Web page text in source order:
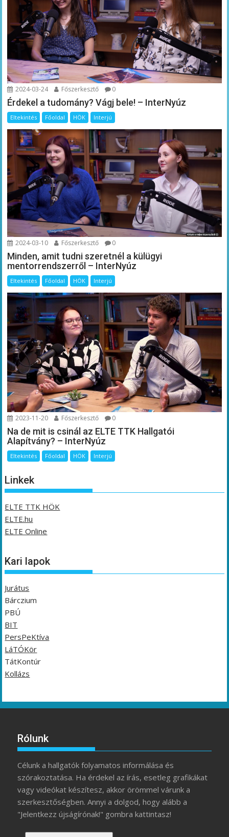
2024-03-24 Főszerkesztő 0
Érdekel a tudomány? Vágj bele! – InterNyúz
Eltekintés Főoldal HÖK Interjú
2024-03-10 Főszerkesztő 0
Minden, amit tudni szeretnél a külügyi
mentorrendszerről – InterNyúz
Eltekintés Főoldal HÖK Interjú
2023-11-20 Főszerkesztő 0
Na de mit is csinál az ELTE TTK Hallgatói
Alapítvány? – InterNyúz
Eltekintés Főoldal HÖK Interjú
Linkek
ELTE TTK HÖK
ELTE.hu
ELTE Online
Kari lapok
Jurátus
Bárczium
PBÚ
BIT
PersPeKtíva
LáTÓKör
TátKontúr
Kollázs
Rólunk
Célunk a hallgatók folyamatos informálása és
szórakoztatása. Ha érdekel az írás, esetleg grafikákat
vagy videókat készítesz, akkor örömmel várunk a
szerkesztőségben. Annyi a dolgod, hogy alább a
"Jelentkezz újságírónak!" gombra kattintasz!